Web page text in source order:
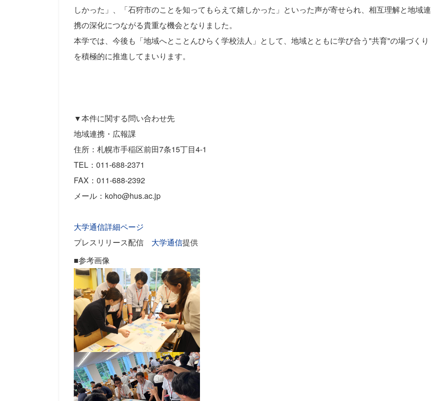
しかった」、「石狩市のことを知ってもらえて嬉しかった」といった声が寄せられ、相互理解と地域連
携の深化につながる貴重な機会となりました。
本学では、今後も「地域へとことんひらく学校法人」として、地域とともに学び合う"共育"の場づくり
を積極的に推進してまいります。
▼本件に関する問い合わせ先
地域連携・広報課
住所：札幌市手稲区前田7条15丁目4-1
TEL：011-688-2371
FAX：011-688-2392
メール：koho@hus.ac.jp
大学通信詳細ページ
プレスリリース配信 大学通信提供
■参考画像